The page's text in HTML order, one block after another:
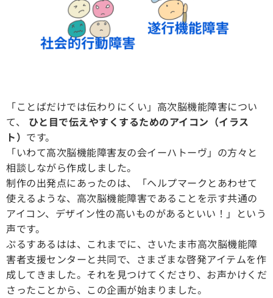
「ことばだけでは伝わりにくい」高次脳機能障害につい
て、 ひと目で伝えやすくするためのアイコン（イラス
ト） です。
「いわて高次脳機能障害友の会イーハトーヴ」の方々と
相談しながら作成しました。
制作の出発点にあったのは、「ヘルプマークとあわせて
使えるような、高次脳機能障害であることを示す共通の
アイコン、デザイン性の高いものがあるといい！」という
声です。
ぷるすあるはは、これまでに、さいたま市高次脳機能障
害者支援センターと共同で、さまざまな啓発アイテムを作
成してきました。それを見つけてくださり、お声かけくだ
さったことから、この企画が始まりました。